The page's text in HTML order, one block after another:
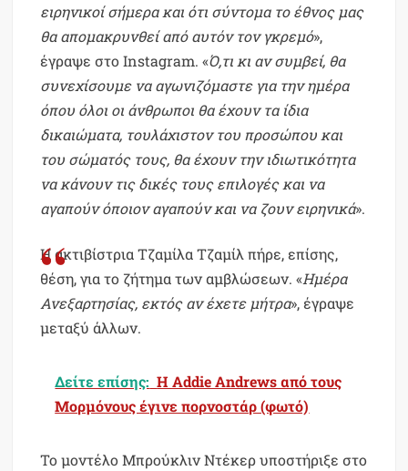
ειρηνικοί σήμερα και ότι σύντομα το έθνος μας
θα απομακρυνθεί από αυτόν τον γκρεμό»,
έγραψε στο Instagram. «Ό,τι κι αν συμβεί, θα
συνεχίσουμε να αγωνιζόμαστε για την ημέρα
όπου όλοι οι άνθρωποι θα έχουν τα ίδια
δικαιώματα, τουλάχιστον του προσώπου και
του σώματός τους, θα έχουν την ιδιωτικότητα
να κάνουν τις δικές τους επιλογές και να
αγαπούν όποιον αγαπούν και να ζουν ειρηνικά».
Η ακτιβίστρια Τζαμίλα Τζαμίλ πήρε, επίσης,
θέση, για το ζήτημα των αμβλώσεων. «Ημέρα
Ανεξαρτησίας, εκτός αν έχετε μήτρα», έγραψε
μεταξύ άλλων.
Δείτε επίσης: Η Addie Andrews από τους
Μορμόνους έγινε πορνοστάρ (φωτό)
Το μοντέλο Μπρούκλιν Ντέκερ υποστήριξε στο